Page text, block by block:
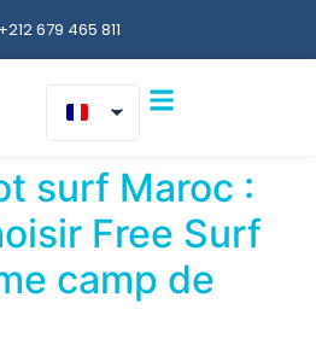
+212 679 465 811
surf Maroc :
Free Surf
camp de